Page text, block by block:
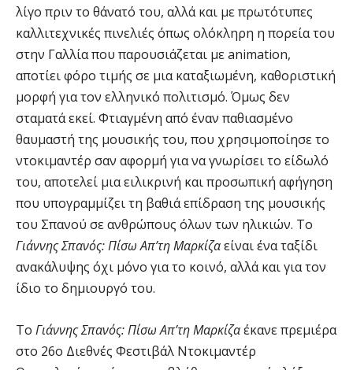
λίγο πριν το θάνατό του, αλλά και με πρωτότυπες
καλλιτεχνικές πινελιές όπως ολόκληρη η πορεία του
στην Γαλλία που παρουσιάζεται με animation,
αποτίει φόρο τιμής σε μια καταξιωμένη, καθοριστική
μορφή για τον ελληνικό πολιτισμό. Όμως δεν
σταματά εκεί. Φτιαγμένη από έναν παθιασμένο
θαυμαστή της μουσικής του, που χρησιμοποίησε το
ντοκιμαντέρ σαν αφορμή για να γνωρίσει το είδωλό
του, αποτελεί μια ειλικρινή και προσωπική αφήγηση
που υπογραμμίζει τη βαθιά επίδραση της μουσικής
του Σπανού σε ανθρώπους όλων των ηλικιών. Το
Γιάννης Σπανός: Πίσω Απ’τη Mαρκίζαείναι ένα ταξίδι
ανακάλυψης όχι μόνο για το κοινό, αλλά και για τον
ίδιο το δημιουργό του.
Το Γιάννης Σπανός: Πίσω Aπ’τη Mαρκίζαέκανε πρεμιέρα
στο 26ο Διεθνές Φεστιβάλ Ντοκιμαντέρ